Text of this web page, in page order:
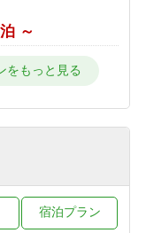
本一のゲンジボタル
この夏の思い出に！
泊２食付き】
すように過ごす【貸
連泊プラン】
～
真の避暑地・志賀高
～
ト】【エコプラン・
ニティ無しでお得で
～
楽しむ◆珍しいほっ
◆
宿泊プラン